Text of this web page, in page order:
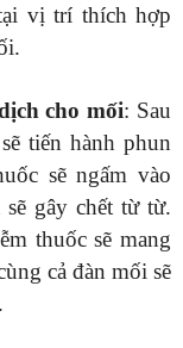
vị trí thích hợp
cho mối: Sau
tiến hành phun
sẽ ngấm vào
gây chết từ từ.
thuốc sẽ mang
cả đàn mối sẽ